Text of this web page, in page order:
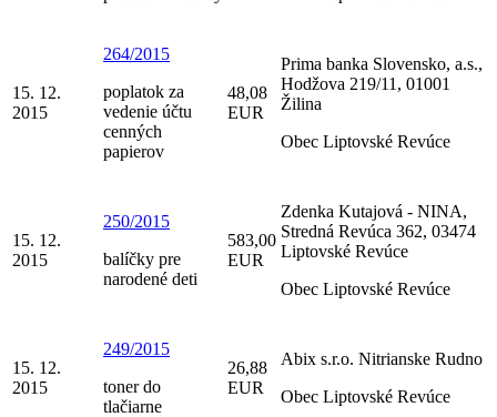
15. 12.
2015
264/2015
poplatok za
vedenie účtu
cenných
papierov
48,08
EUR
Prima banka Slovensko, a.s.,
Hodžova 219/11, 01001
Žilina
Obec Liptovské Revúce
15. 12.
2015
250/2015
balíčky pre
narodené deti
583,00
EUR
Zdenka Kutajová - NINA,
Stredná Revúca 362, 03474
Liptovské Revúce
Obec Liptovské Revúce
15. 12.
2015
249/2015
toner do
tlačiarne
26,88
EUR
Abix s.r.o. Nitrianske Rudno
Obec Liptovské Revúce